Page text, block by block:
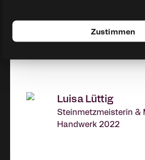
Zustimmen
erstklassig!"
Luisa Lüttig
Steinmetzmeisterin &
Handwerk 2022